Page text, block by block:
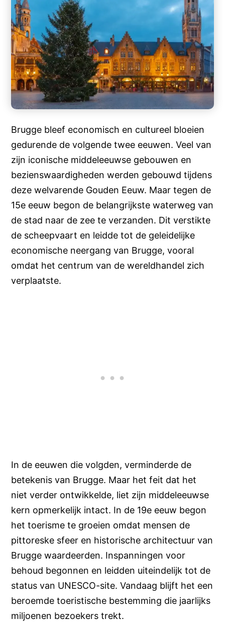
Brugge bleef economisch en cultureel bloeien
gedurende de volgende twee eeuwen. Veel van
zijn iconische middeleeuwse gebouwen en
bezienswaardigheden werden gebouwd tijdens
deze welvarende Gouden Eeuw. Maar tegen de
15e eeuw begon de belangrijkste waterweg van
de stad naar de zee te verzanden. Dit verstikte
de scheepvaart en leidde tot de geleidelijke
economische neergang van Brugge, vooral
omdat het centrum van de wereldhandel zich
verplaatste.
In de eeuwen die volgden, verminderde de
betekenis van Brugge. Maar het feit dat het
niet verder ontwikkelde, liet zijn middeleeuwse
kern opmerkelijk intact. In de 19e eeuw begon
het toerisme te groeien omdat mensen de
pittoreske sfeer en historische architectuur van
Brugge waardeerden. Inspanningen voor
behoud begonnen en leidden uiteindelijk tot de
status van UNESCO-site. Vandaag blijft het een
beroemde toeristische bestemming die jaarlijks
miljoenen bezoekers trekt.